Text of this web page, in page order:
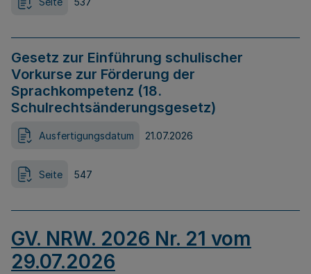
Gesetz zur Einführung schulischer
Vorkurse zur Förderung der
Sprachkompetenz (18.
Schulrechtsänderungsgesetz)
Ausfertigungsdatum 21.07.2026
Seite 547
GV. NRW. 2026 Nr. 21 vom
29.07.2026